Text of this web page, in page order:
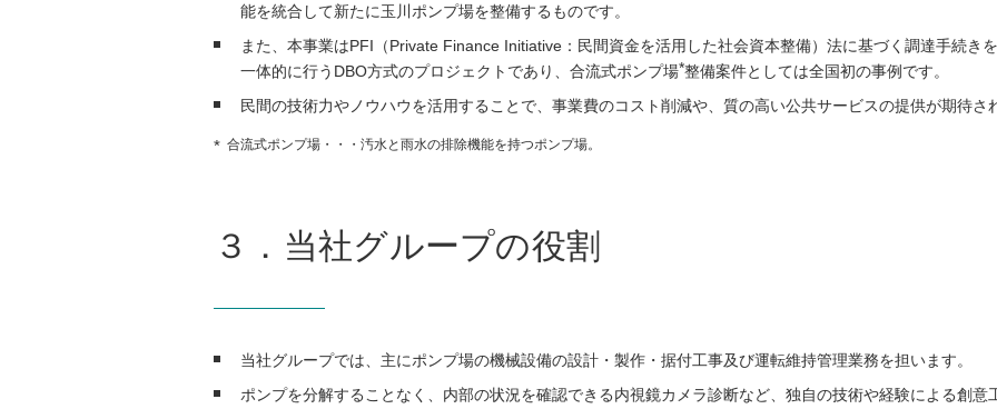
能を統合して新たに玉川ポンプ場を整備するものです。
また、本事業はPFI（Private Finance Initiative：民間資金を活用した社会資本整備）法に基づく調達手続き
一体的に行うDBO方式のプロジェクトであり、合流式ポンプ場*整備案件としては全国初の事例です。
民間の技術力やノウハウを活用することで、事業費のコスト削減や、質の高い公共サービスの提供が期待さ
合流式ポンプ場・・・汚水と雨水の排除機能を持つポンプ場。
３．当社グループの役割
当社グループでは、主にポンプ場の機械設備の設計・製作・据付工事及び運転維持管理業務を担います。
ポンプを分解することなく、内部の状況を確認できる内視鏡カメラ診断など、独自の技術や経験による創